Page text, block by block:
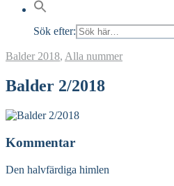
Sök efter:
Balder 2018, Alla nummer
Balder 2/2018
Kommentar
Den halvfärdiga himlen